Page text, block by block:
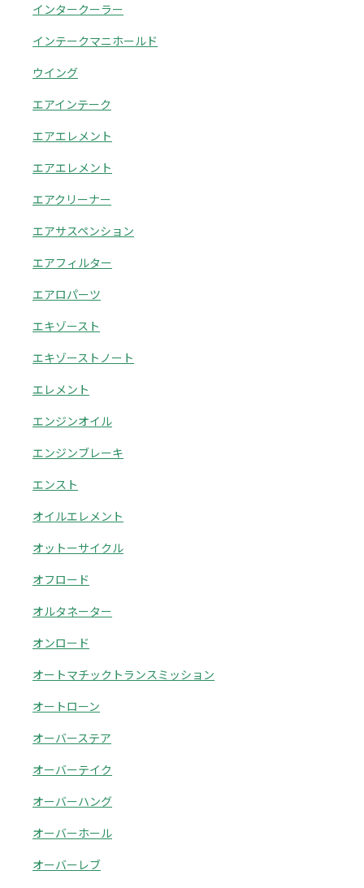
インタークーラー
インテークマニホールド
ウイング
エアインテーク
エアエレメント
エアエレメント
エアクリーナー
エアサスペンション
エアフィルター
エアロパーツ
エキゾースト
エキゾーストノート
エレメント
エンジンオイル
エンジンブレーキ
エンスト
オイルエレメント
オットーサイクル
オフロード
オルタネーター
オンロード
オートマチックトランスミッション
オートローン
オーバーステア
オーバーテイク
オーバーハング
オーバーホール
オーバーレブ